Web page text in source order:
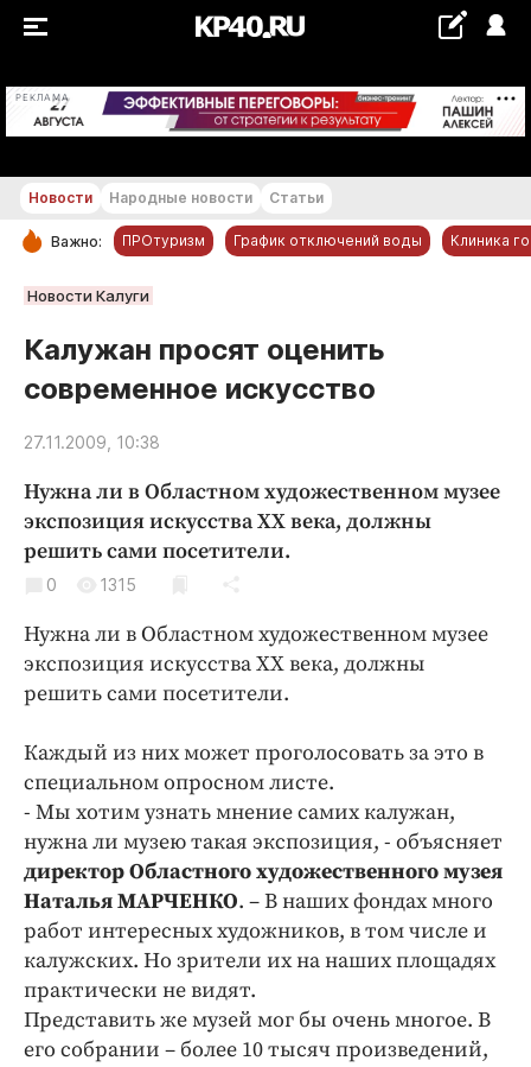
РЕКЛАМА +21...+22 °С
РУБРИКИ
Новости компаний
Статьи
Народные новости
Авто и транспорт
Благоустройство
Криминал
Культура
Недвижимость и ЖКХ
Образование
Общество
Праздники
Происшествия
Спорт
Экономика и бизнес
ПРОЕКТЫ
Блоги
Издания
Медиаперсона
Новости Народные новости Статьи
Важно: ПРОтуризм График отключений воды Клиника
Новости Калуги
Калужан просят оценить
современное искусство
27.11.2009, 10:38
Нужна ли в Областном художественном музее
экспозиция искусства ХХ века, должны
решить сами посетители.
0 1315
Нужна ли в Областном художественном музее
экспозиция искусства ХХ века, должны
решить сами посетители.
Каждый из них может проголосовать за это в
специальном опросном листе.
- Мы хотим узнать мнение самих калужан,
нужна ли музею такая экспозиция, - объясняет
директор Областного художественного музея
Наталья МАРЧЕНКО. – В наших фондах много
работ интересных художников, в том числе и
калужских. Но зрители их на наших площадях
практически не видят.
Представить же музей мог бы очень многое. В
его собрании – более 10 тысяч произведений,